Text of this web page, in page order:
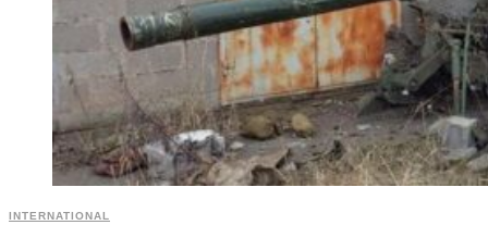
INTERNATIONAL